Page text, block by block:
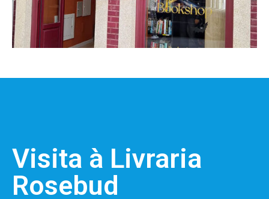
Visita à Livraria
Rosebud